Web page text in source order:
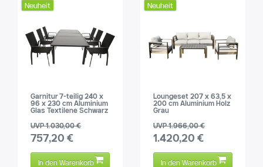
Neuheit
Garnitur 7-teilig 240 x
96 x 230 cm Aluminium
Glas Textilene Schwarz
UVP 1.030,00 €
757,20 €
In den Warenkorb
Neuheit
Loungeset 207 x 63,5 x
200 cm Aluminium Holz
Grau
UVP 1.966,00 €
1.420,20 €
In den Warenkorb